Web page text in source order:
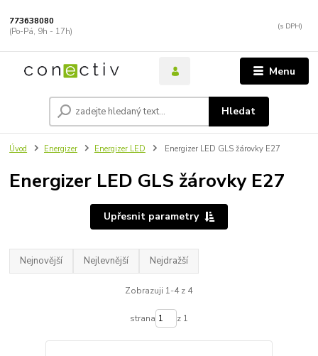
Menu
Hledat
773638080
(Po-Pá, 9h - 17h)
Úvod Energizer Energizer LED Energizer LED GLS žárovky E27
Energizer LED GLS žárovky E27
Upřesnit parametry
Nejnovější Nejlevnější Nejdražší
Zobrazuji 1-4 z 4
strana z 1